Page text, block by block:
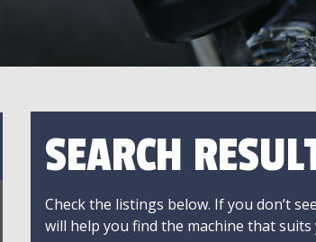
SEARCH
Check the listings below. If you don’t
will help you find the machine that suits